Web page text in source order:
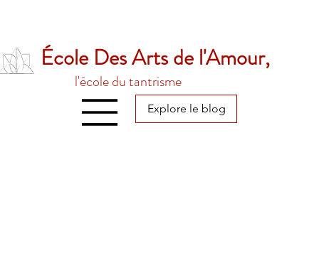
École Des Arts de l'Amour,
l'école du tantrisme
Explore le blog